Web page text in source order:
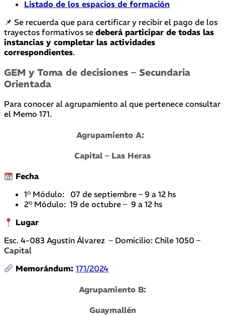
Listado de los espacios de formación
📌 Se recuerda que para certificar y recibir el pago de los
trayectos formativos se deberá participar de todas las
instancias y completar las actividades
correspondientes.
GEM y Toma de decisiones – Secundaria
Orientada
Para conocer al agrupamiento al que pertenece consultar
el Memo 171.
Agrupamiento A:
Capital – Las Heras
Fecha
1° Módulo: 07 de septiembre – 9 a 12 hs
2° Módulo: 19 de octubre – 9 a 12 hs
Lugar
Esc. 4-083 Agustín Álvarez – Domicilio: Chile 1050 –
Capital
Memorándum:171/2024
Agrupamiento B:
Guaymallén